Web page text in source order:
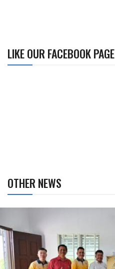
LIKE OUR FACEBOOK PAGE
OTHER NEWS